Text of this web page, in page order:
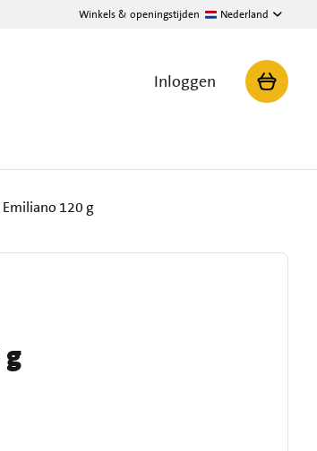
Winkels & openingstijden Nederland
Inloggen
120 g